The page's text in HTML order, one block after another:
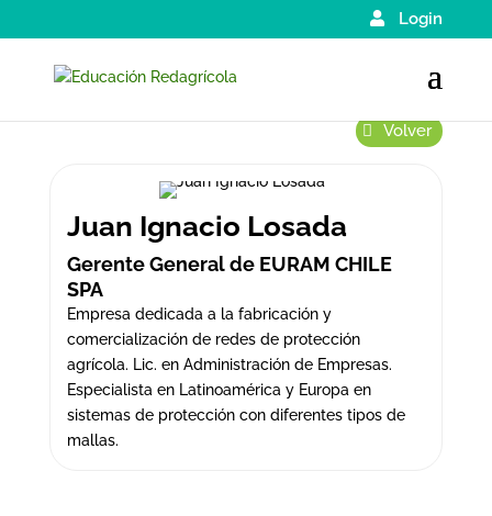
Login
Volver
Juan Ignacio Losada
Gerente General de EURAM CHILE
SPA
Empresa dedicada a la fabricación y
comercialización de redes de protección
agrícola. Lic. en Administración de Empresas.
Especialista en Latinoamérica y Europa en
sistemas de protección con diferentes tipos de
mallas.